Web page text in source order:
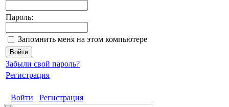
Пароль:
Запомнить меня на этом компьютере
Забыли свой пароль?
Регистрация
Войти Регистрация